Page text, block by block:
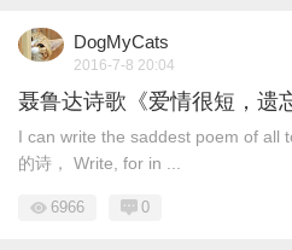
DogMyCats
2016-7-8 20:04
聂鲁达诗歌《爱情很短，遗
I can write the saddest poem of all
的诗， Write, for in ...
6966 0